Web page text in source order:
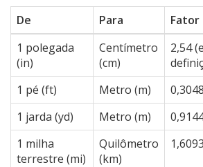
De
Para
Fator
1 polegada
(in)
Centímetro
(cm)
2,54
1 pé (ft)
Metro (m)
0,3048
1 jarda (yd)
Metro (m)
1 milha
terrestre (mi)
Quilômetro
(km)